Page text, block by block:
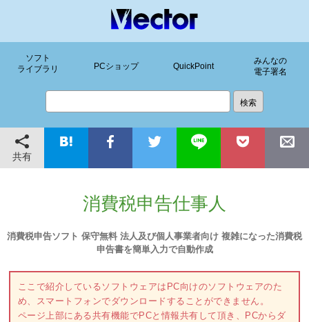
ソフト
ライブラリ
PCショップ QuickPoint
みんなの
電子署名
共有
消費税申告仕事人
消費税申告ソフト 保守無料 法人及び個人事業者向け 複雑になった消費税
申告書を簡単入力で自動作成
ここで紹介しているソフトウェアはPC向けのソフトウェアのた
め、スマートフォンでダウンロードすることができません。
ページ上部にある共有機能でPCと情報共有して頂き、PCからダ